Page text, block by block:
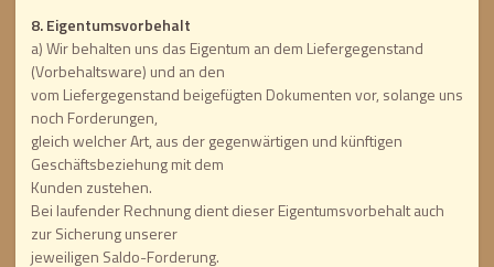
8. Eigentumsvorbehalt
a) Wir behalten uns das Eigentum an dem Liefergegenstand
(Vorbehaltsware) und an den
vom Liefergegenstand beigefügten Dokumenten vor, solange uns
noch Forderungen,
gleich welcher Art, aus der gegenwärtigen und künftigen
Geschäftsbeziehung mit dem
Kunden zustehen.
Bei laufender Rechnung dient dieser Eigentumsvorbehalt auch
zur Sicherung unserer
jeweiligen Saldo-Forderung.